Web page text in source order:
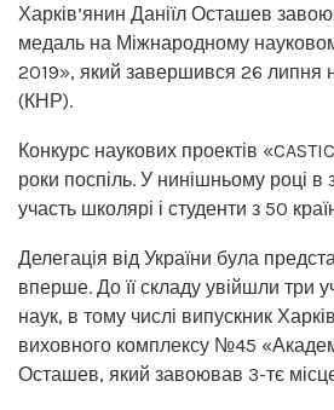
Харків’янин Даніїл Осташев
медаль на Міжнародному
2019», який завершився 26 липня
(КНР).
Конкурс наукових проектів
роки поспіль. У нинішньому році в
участь школярі і студенти з 50
Делегація від України була
вперше. До її складу увійшли три
наук, в тому числі випускник
виховного комплексу №45
Осташев, який завоював 3-тє